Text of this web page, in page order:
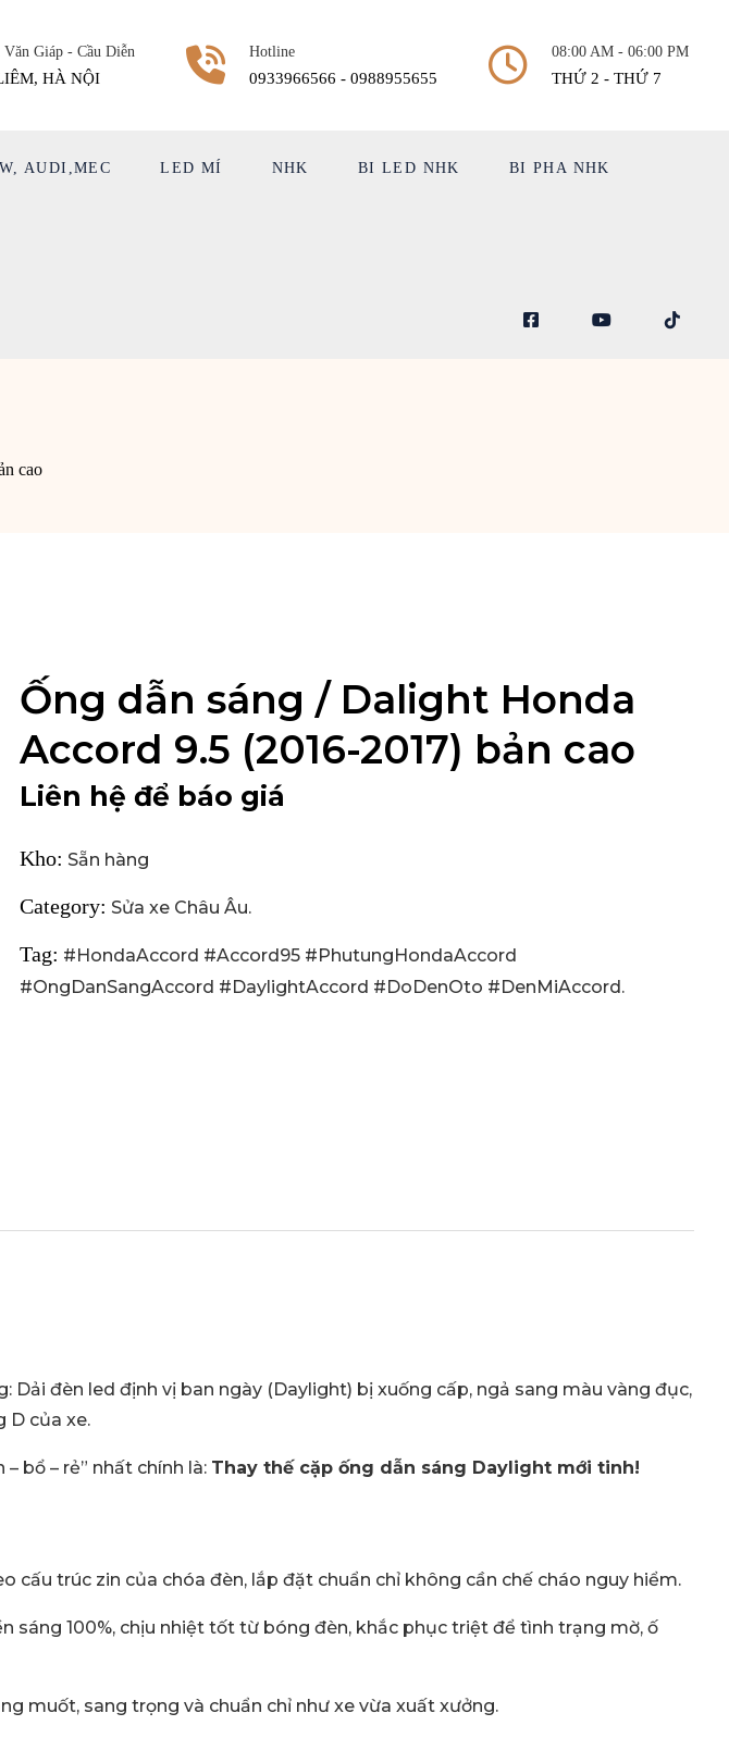
Văn Giáp - Cầu Diễn
HÀ NỘI
Hotline
0933966566 - 0988955655
08:00 AM - 06:00 PM
THỨ 2 - THỨ 7
AUDI,MEC LED MÍ NHK BI LED NHK BI PHA NHK
cao
Ống dẫn sáng / Dalight Honda
Accord 9.5 (2016-2017) bản cao
Liên hệ để báo giá
Kho: Sẵn hàng
Category: Sửa xe Châu Âu.
Tag: #HondaAccord #Accord95 #PhutungHondaAccord
#OngDanSangAccord #DaylightAccord #DoDenOto #DenMiAccord.
Dải đèn led định vị ban ngày (Daylight) bị xuống cấp, ngả sang màu vàng đục,
D của xe.
bổ – rẻ” nhất chính là: Thay thế cặp ống dẫn sáng Daylight mới tinh!
cấu trúc zin của chóa đèn, lắp đặt chuẩn chỉ không cần chế cháo nguy hiểm.
sáng 100%, chịu nhiệt tốt từ bóng đèn, khắc phục triệt để tình trạng mờ, ố
muốt, sang trọng và chuẩn chỉ như xe vừa xuất xưởng.